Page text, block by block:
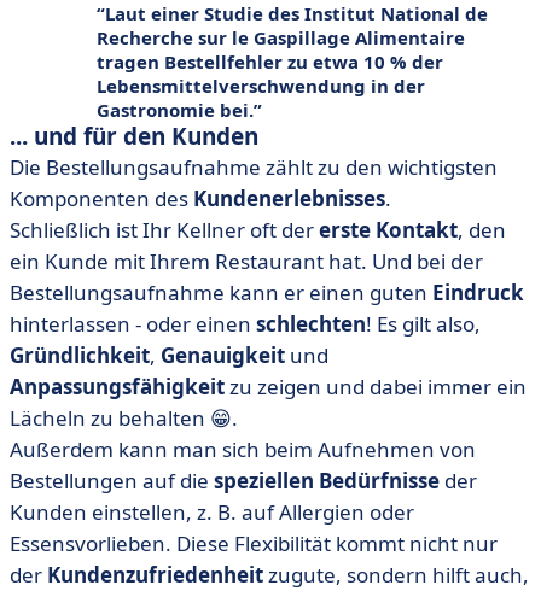
Laut einer Studie des Institut National de
Recherche sur le Gaspillage Alimentaire
tragen Bestellfehler zu etwa 10 % der
Lebensmittelverschwendung in der
Gastronomie bei.
... und für den Kunden
Die Bestellungsaufnahme zählt zu den wichtigsten
Komponenten des Kundenerlebnisses.
Schließlich ist Ihr Kellner oft dererste Kontakt, den
ein Kunde mit Ihrem Restaurant hat. Und bei der
Bestellungsaufnahme kann er einen guten Eindruck
hinterlassen - oder einen schlechten! Es gilt also,
Gründlichkeit, Genauigkeit und
Anpassungsfähigkeitzu zeigen und dabei immer ein
Lächeln zu behalten 😁.
Außerdem kann man sich beim Aufnehmen von
Bestellungen auf die speziellen Bedürfnisse der
Kunden einstellen, z. B. auf Allergien oder
Essensvorlieben. Diese Flexibilität kommt nicht nur
der Kundenzufriedenheitzugute, sondern hilft auch,